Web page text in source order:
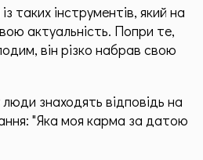
"Матриці Долі"
Матриці Долі
таких інструментів, який на
актуальність. Попри те,
він різко набрав свою
знаходять відповідь на
"Яка моя карма за датою